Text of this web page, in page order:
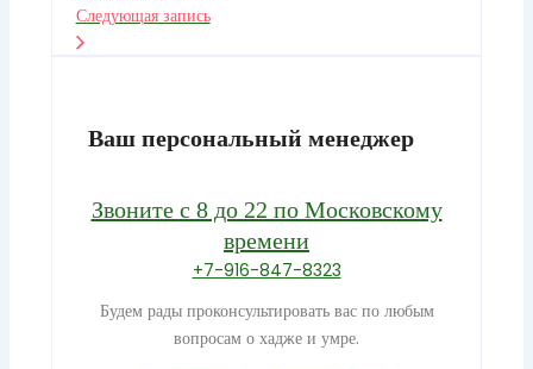
Следующая запись
Ваш персональный менеджер
Звоните с 8 до 22 по Московскому
времени
+7-916-847-8323
Будем рады проконсультировать вас по любым
вопросам о хадже и умре.